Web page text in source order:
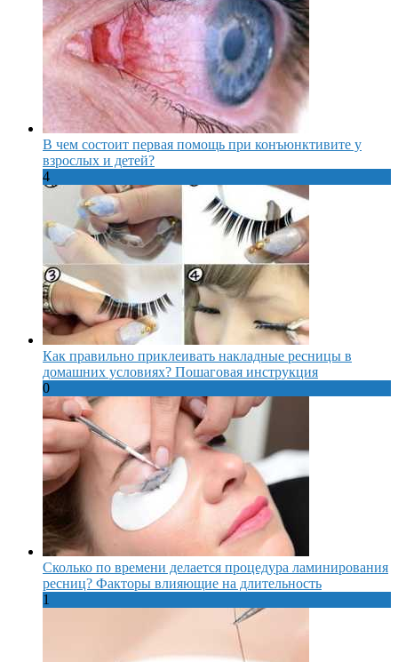
В чем состоит первая помощь при конъюнктивите у
взрослых и детей?
4
Как правильно приклеивать накладные ресницы в
домашних условиях? Пошаговая инструкция
0
Сколько по времени делается процедура ламинирования
ресниц? Факторы влияющие на длительность
1